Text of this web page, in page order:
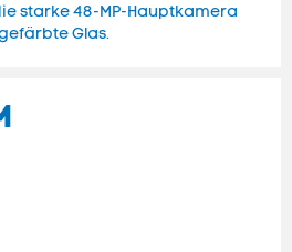
starke 48-MP-Hauptkamera
Glas.